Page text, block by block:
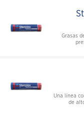
Grasas
Una línea
de